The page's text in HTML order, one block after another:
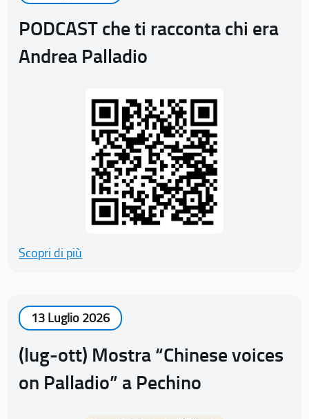
PODCAST che ti racconta chi era
Andrea Palladio
Scopri di più
13 Luglio 2026
(lug-ott) Mostra “Chinese voices
on Palladio” a Pechino